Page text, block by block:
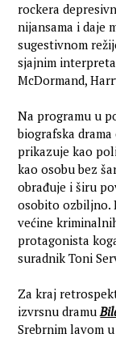
rockera
nijansama i daje
sugestivnom
sjajnim
McDormand,
Na programu u
biografska
prikazuje kao
kao osobu bez
obrađuje i širu
osobito ozbiljno.
većine
protagonista
suradnik Toni
Za kraj
izvrsnu dramu
Srebrnim lavom